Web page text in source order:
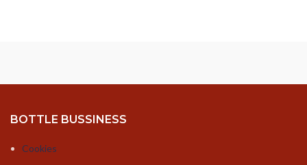
BOTTLE BUSSINESS
Cookies